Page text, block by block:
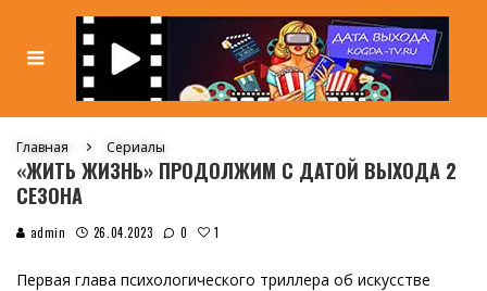
Главная Сериалы
«ЖИТЬ ЖИЗНЬ» ПРОДОЛЖИМ С ДАТОЙ ВЫХОДА 2
СЕЗОНА
admin 26.04.2023 0 1
Первая глава психологического триллера об искусстве